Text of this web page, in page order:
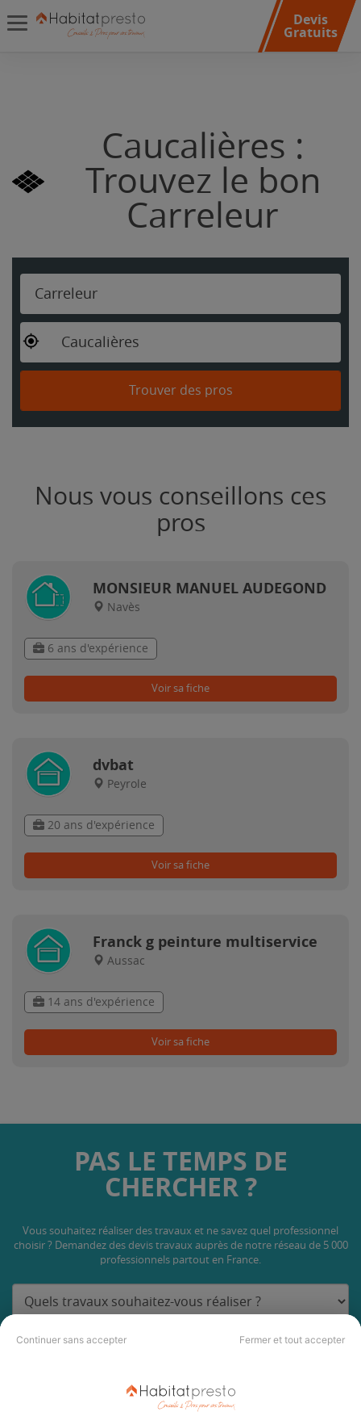
Continuer sans accepter Fermer et tout accepter
Devis
Gratuits
Caucalières :
Trouvez le bon
Carreleur
Carreleur
Caucalières
Trouver des pros
Nous vous conseillons ces
pros
MONSIEUR MANUEL AUDEGOND
Navès
6 ans d'expérience
Voir sa fiche
dvbat
Peyrole
20 ans d'expérience
Voir sa fiche
Franck g peinture multiservice
Aussac
14 ans d'expérience
Voir sa fiche
PAS LE TEMPS DE
CHERCHER ?
Vous souhaitez réaliser des travaux et ne savez quel professionnel
choisir ? Demandez des devis travaux auprès de notre réseau de 5 000
professionnels partout en France.
DEMANDER UN DEVIS